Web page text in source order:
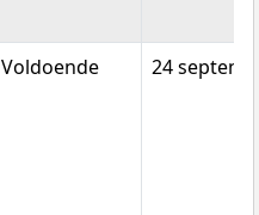
Voldoende 24